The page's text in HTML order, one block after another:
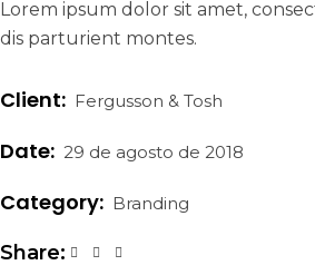
Lorem ipsum dolor sit amet,
dis parturient montes.
Client: Fergusson & Tosh
Date: 29 de agosto de 2018
Category: Branding
Share: